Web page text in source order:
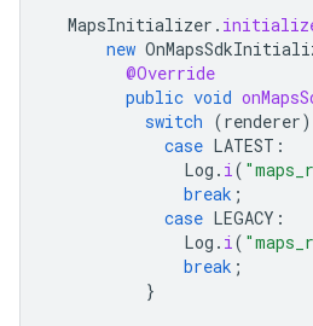
MapsInitializer .
new
@Override
public void
switch (renderer)
case LATEST :
Log . i(
break ;
case LEGACY :
Log . i(
break ;
}